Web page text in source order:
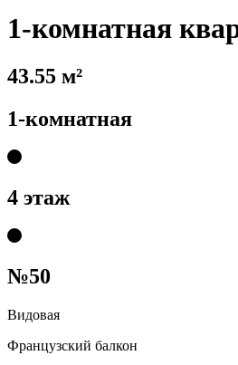
1-комнатная
43.55 м²
1-комнатная
4 этаж
№50
Видовая
Французский балкон